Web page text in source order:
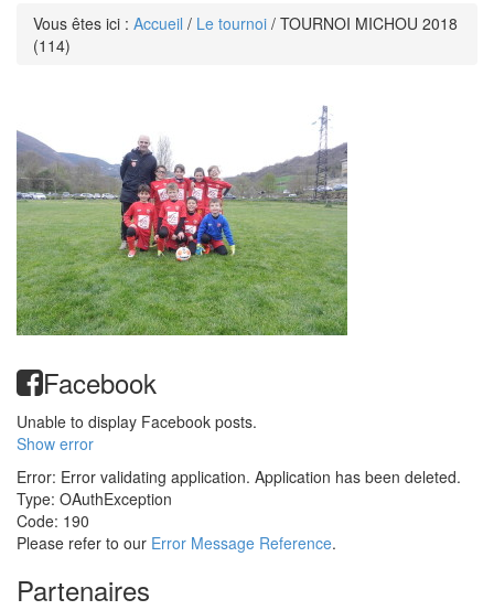
Vous êtes ici : Accueil / Le tournoi / TOURNOI MICHOU 2018
(114)
Facebook
Unable to display Facebook posts.
Show error
Error: Error validating application. Application has been deleted.
Type: OAuthException
Code: 190
Please refer to our Error Message Reference.
Partenaires